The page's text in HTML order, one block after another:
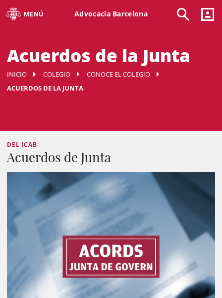
MENÚ Advocacia Barcelona
Acuerdos de la Junta
INICIO COLEGIO
CONOCE EL COLEGIO
ACUERDOS DE LA JUNTA
DEL ICAB
Acuerdos de Junta